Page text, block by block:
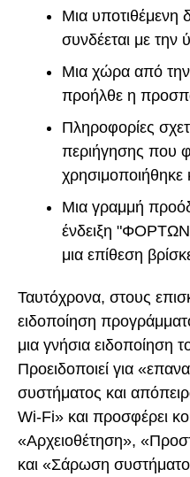
Μια υποτιθέμενη
συνδέεται με την
Μια χώρα από την
προήλθε η
Πληροφορίες
περιήγησης που
χρησιμοποιήθηκε
Μια γραμμή
ένδειξη
μια επίθεση
Ταυτόχρονα, στους
ειδοποίηση
μια γνήσια ειδοποίηση
Προειδοποιεί για
συστήματος και
Wi-Fi» και προσφέρει
«Αρχειοθέτηση»,
και «Σάρωση